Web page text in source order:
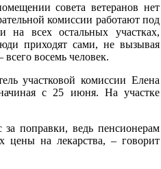
совета ветеранов нет
комиссии работают под
на всех остальных участках,
приходят сами, не вызывая
восемь человек.
участковой комиссии Елена
с 25 июня. На участке
поправки, ведь пенсионерам
цены на лекарства, – говорит